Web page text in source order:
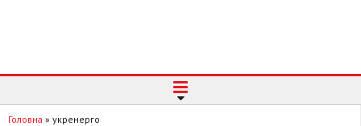
Головна » укренерго